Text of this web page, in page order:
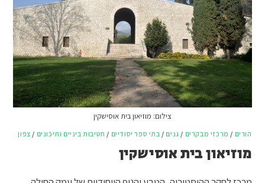
צילום: מוזיאון בית אוסישקין
הורים / מרכזי מבקרים / גנים / בתי ספר יסודיים / חטיבות ביניים ותיכונים / צפון
מוזיאון בית אוסישקין